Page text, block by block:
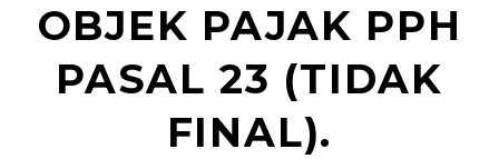
OBJEK PAJAK PPH
PASAL 23 (TIDAK
FINAL).